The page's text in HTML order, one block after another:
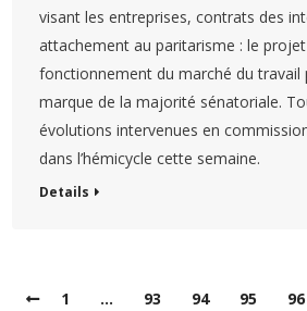
visant les entreprises, contrats des
attachement au paritarisme : le
fonctionnement du marché du travail
marque de la majorité sénatoriale.
évolutions intervenues en
dans l’hémicycle cette semaine.
Details
1 … 93 94 95 96